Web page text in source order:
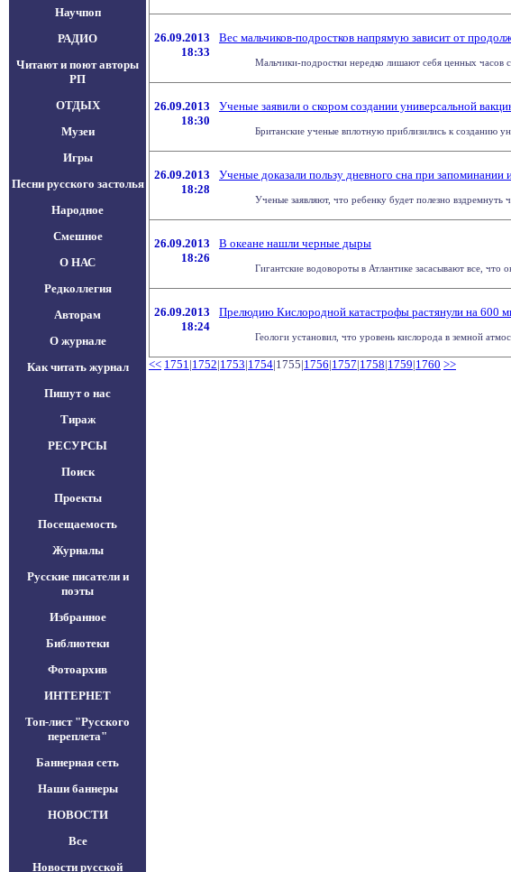
Научпоп
РАДИО
Читают и поют авторы
РП
ОТДЫХ
Музеи
Игры
Песни русского застолья
Народное
Смешное
О НАС
Редколлегия
Авторам
О журнале
Как читать журнал
Пишут о нас
Тираж
РЕСУРСЫ
Поиск
Проекты
Посещаемость
Журналы
Русские писатели и
поэты
Избранное
Библиотеки
Фотоархив
ИНТЕРНЕТ
Топ-лист "Русского
переплета"
Баннерная сеть
Наши баннеры
НОВОСТИ
Все
Новости русской
26.09.2013
18:33
Вес мальчиков-подростков напрямую зависит от
Мальчики-подростки нередко лишают себя ценных часов
26.09.2013
18:30
Ученые заявили о скором создании универсальной
Британские ученые вплотную приблизились к созданию
26.09.2013
18:28
Ученые доказали пользу дневного сна при запоминании
Ученые заявляют, что ребенку будет полезно
26.09.2013
18:26
В океане нашли черные дыры
Гигантские водовороты в Атлантике засасывают все,
26.09.2013
18:24
Прелюдию Кислородной катастрофы растянули на 600
Геологи установил, что уровень кислорода в земной
<< 1751|1752|1753|1754|1755|1756|1757|1758|1759|1760 >>